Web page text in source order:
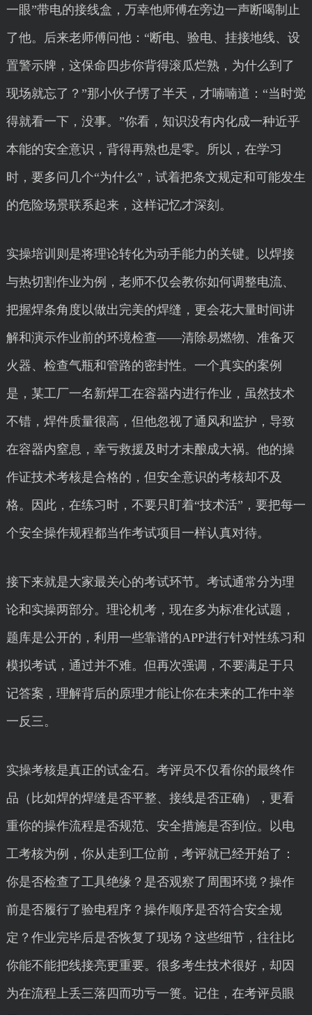
一眼”带电的接线盒，万幸他师傅在旁边一声断喝制止
了他。后来老师傅问他：“断电、验电、挂接地线、设
置警示牌，这保命四步你背得滚瓜烂熟，为什么到了
现场就忘了？”那小伙子愣了半天，才喃喃道：“当时觉
得就看一下，没事。”你看，知识没有内化成一种近乎
本能的安全意识，背得再熟也是零。所以，在学习
时，要多问几个“为什么”，试着把条文规定和可能发生
的危险场景联系起来，这样记忆才深刻。
实操培训则是将理论转化为动手能力的关键。以焊接
与热切割作业为例，老师不仅会教你如何调整电流、
把握焊条角度以做出完美的焊缝，更会花大量时间讲
解和演示作业前的环境检查——清除易燃物、准备灭
火器、检查气瓶和管路的密封性。一个真实的案例
是，某工厂一名新焊工在容器内进行作业，虽然技术
不错，焊件质量很高，但他忽视了通风和监护，导致
在容器内窒息，幸亏救援及时才未酿成大祸。他的操
作证技术考核是合格的，但安全意识的考核却不及
格。因此，在练习时，不要只盯着“技术活”，要把每一
个安全操作规程都当作考试项目一样认真对待。
接下来就是大家最关心的考试环节。考试通常分为理
论和实操两部分。理论机考，现在多为标准化试题，
题库是公开的，利用一些靠谱的APP进行针对性练习和
模拟考试，通过并不难。但再次强调，不要满足于只
记答案，理解背后的原理才能让你在未来的工作中举
一反三。
实操考核是真正的试金石。考评员不仅看你的最终作
品（比如焊的焊缝是否平整、接线是否正确），更看
重你的操作流程是否规范、安全措施是否到位。以电
工考核为例，你从走到工位前，考评就已经开始了：
你是否检查了工具绝缘？是否观察了周围环境？操作
前是否履行了验电程序？操作顺序是否符合安全规
定？作业完毕后是否恢复了现场？这些细节，往往比
你能不能把线接亮更重要。很多考生技术很好，却因
为在流程上丢三落四而功亏一篑。记住，在考评员眼